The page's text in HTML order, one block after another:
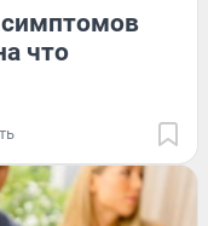
что